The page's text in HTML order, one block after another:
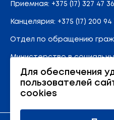
Приемная: +375 (17) 327 47 36
Канцелярия: +375 (17) 200 94
Отдел по обращению
Министерство в
Карта сайта
Для обеспечения
пользователей
cookies